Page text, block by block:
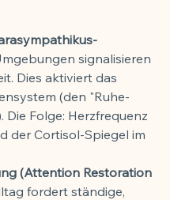
signalisieren
Dies aktiviert das
(den "Ruhe-
Folge: Herzfrequenz
der Cortisol-Spiegel im
(Attention Restoration
fordert ständige,